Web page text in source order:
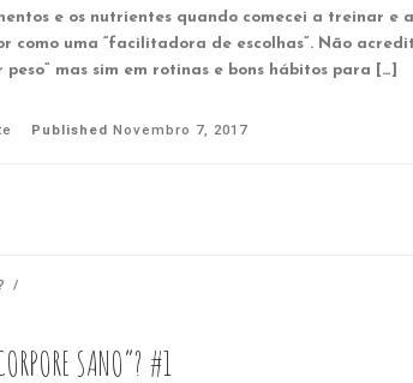
e os nutrientes quando comecei a treinar e
como uma “facilitadora de escolhas”. Não
peso” mas sim em rotinas e bons hábitos para […]
Published Novembro 7, 2017
SANO”? #1